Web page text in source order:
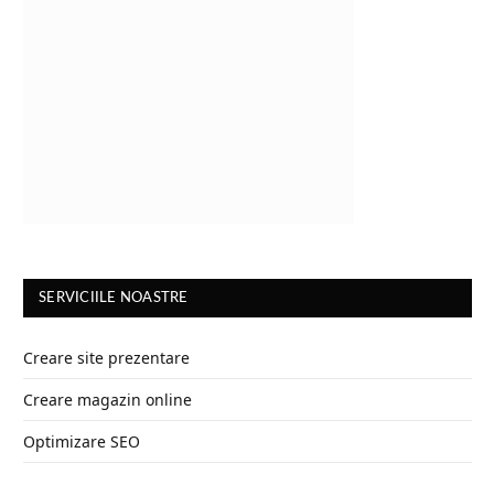
SERVICIILE NOASTRE
Creare site prezentare
Creare magazin online
Optimizare SEO